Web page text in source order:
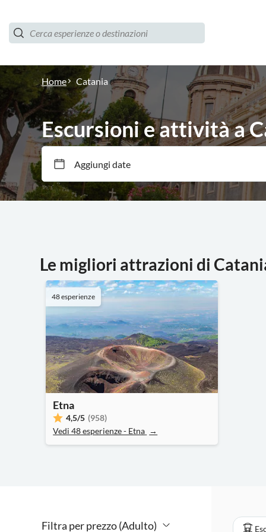
Home Catania
Escursioni e attività a
Aggiungi date
Le migliori attrazioni di
48 esperienze
Etna
4,5/5 (958)
Vedi 48 esperienze - Etna →
Filtra per prezzo (Adulto)